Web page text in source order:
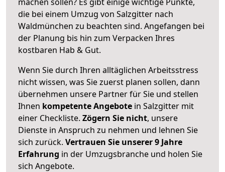
die bei einem Umzug von Salzgitter nach
Waldmünchen zu beachten sind. Angefangen bei
der Planung bis hin zum Verpacken Ihres
kostbaren Hab & Gut.
Wenn Sie durch Ihren alltäglichen Arbeitsstress
nicht wissen, was Sie zuerst planen sollen, dann
übernehmen unsere Partner für Sie und stellen
Ihnen kompetente Angebote in Salzgitter mit
einer Checkliste. Zögern Sie nicht, unsere
Dienste in Anspruch zu nehmen und lehnen Sie
sich zurück. Vertrauen Sie unserer 9 Jahre
Erfahrung in der Umzugsbranche und holen Sie
sich Angebote.